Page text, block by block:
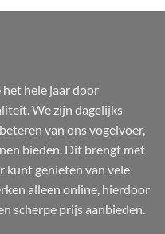
hele jaar door
We zijn dagelijks
van ons vogelvoer,
bieden. Dit brengt met
kunt genieten van vele
alleen online, hierdoor
scherpe prijs aanbieden.